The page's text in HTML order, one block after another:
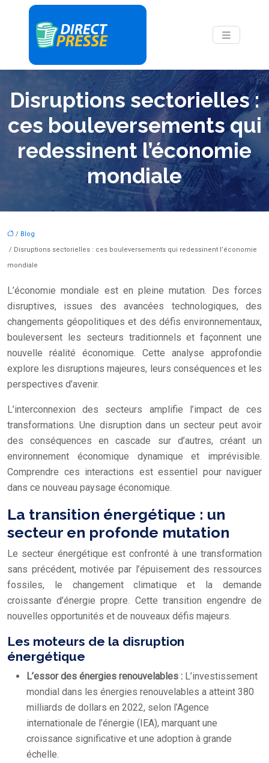
Disruptions sectorielles :
ces bouleversements qui
redessinent l’économie
mondiale
/ Blog
/ Disruptions sectorielles : ces bouleversements qui redessinent l’économie
mondiale
L’économie mondiale est en pleine mutation. Des forces
disruptives, issues des avancées technologiques, des
changements géopolitiques et des défis environnementaux,
bouleversent les secteurs traditionnels et façonnent une
nouvelle réalité économique. Cette analyse approfondie
explore les disruptions majeures, leurs conséquences et les
perspectives d’avenir.
L’interconnexion des secteurs amplifie l’impact de ces
transformations. Une disruption dans un secteur peut avoir
des conséquences en cascade sur d’autres, créant un
environnement économique dynamique et imprévisible.
Comprendre ces interactions est essentiel pour naviguer
dans ce nouveau paysage économique.
La transition énergétique : un
secteur en profonde mutation
Le secteur énergétique est confronté à une transformation
sans précédent, motivée par l’épuisement des ressources
fossiles, le changement climatique et la demande
croissante d’énergie propre. Cette transition engendre de
nouvelles opportunités et de nouveaux défis majeurs.
Les moteurs de la disruption
énergétique
L’essor des énergies renouvelables : L’investissement
mondial dans les énergies renouvelables a atteint 380
milliards de dollars en 2022, selon l’Agence
internationale de l’énergie (IEA), marquant une
croissance significative et une adoption à grande
échelle.